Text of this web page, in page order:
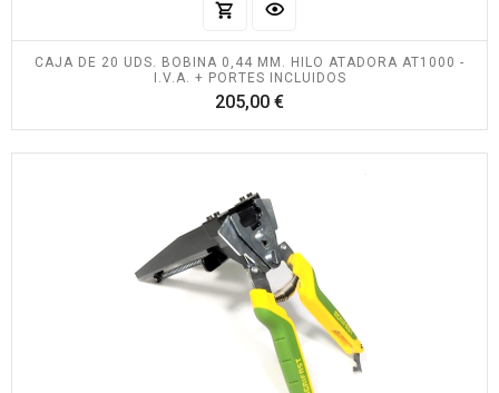
CAJA DE 20 UDS. BOBINA 0,44 MM. HILO ATADORA AT1000 -
I.V.A. + PORTES INCLUIDOS
205,00 €Precio